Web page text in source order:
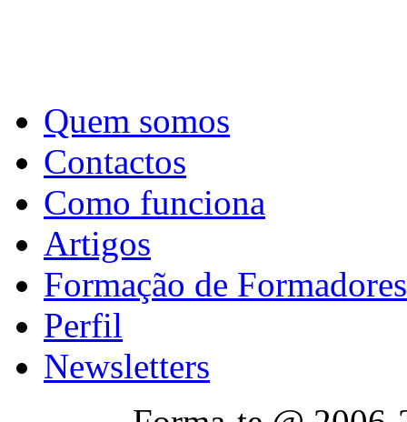
Quem somos
Contactos
Como funciona
Artigos
Formação de Formadores
Perfil
Newsletters